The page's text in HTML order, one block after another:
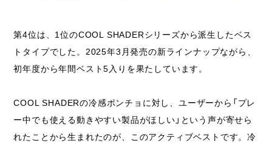
第4位は、1位のCOOL SHADERシリーズから派生したベス
トタイプでした。2025年3月発売の新ラインナップながら、
初年度から年間ベスト5入りを果たしています。
COOL SHADERの冷感ポンチョに対し、ユーザーから「プレ
ー中でも使える動きやすい製品がほしい」という声が寄せら
れたことから生まれたのが、このアクティブベストです。冷